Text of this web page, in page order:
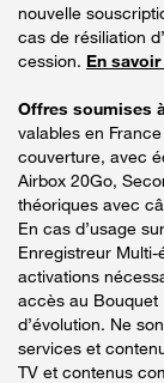
nouvelle
cas de résiliation
cession. En
Offres soumises
valables en
couverture, avec
Airbox 20Go,
théoriques avec
En cas d’usage
Enregistreur
activations
accès au Bouquet
d’évolution. Ne
services et
TV et contenus